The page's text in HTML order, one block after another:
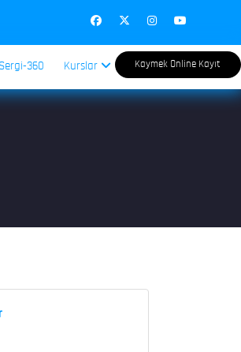
360 Kurslar Kaymek Online Kayıt